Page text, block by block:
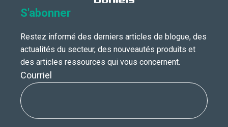
S'abonner
Restez informé des derniers articles de blogue, des
actualités du secteur, des nouveautés produits et
des articles ressources qui vous concernent.
Courriel